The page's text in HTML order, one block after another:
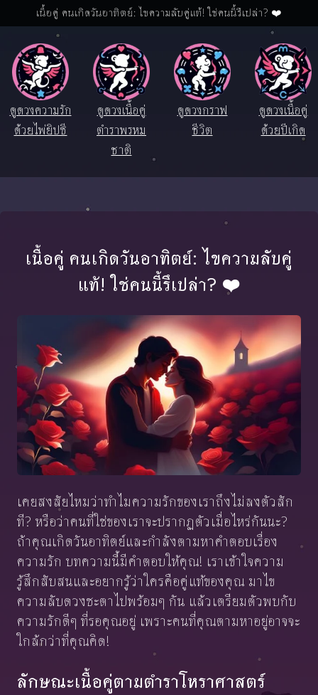
เนื้อคู่ คนเกิดวันอาทิตย์: ไขความลับคู่แท้! ใช่คนนี้รึเปล่า? ❤️
ดูดวงความรัก
ด้วยไพ่ยิปซี
ดูดวงเนื้อคู่
ตำราพรหม
ชาติ
ดูดวงกราฟ
ชีวิต
ดูดวงเนื้อคู่
ด้วยปีเกิด
เนื้อคู่ คนเกิดวันอาทิตย์: ไขความลับคู่
แท้! ใช่คนนี้รึเปล่า? ❤️
เคยสงสัยไหมว่าทำไมความรักของเราถึงไม่ลงตัวสัก
ที? หรือว่าคนที่ใช่ของเราจะปรากฏตัวเมื่อไหร่กันนะ?
ถ้าคุณเกิดวันอาทิตย์และกำลังตามหาคำตอบเรื่อง
ความรัก บทความนี้มีคำตอบให้คุณ! เราเข้าใจความ
รู้สึกสับสนและอยากรู้ว่าใครคือคู่แท้ของคุณ มาไข
ความลับดวงชะตาไปพร้อมๆ กัน แล้วเตรียมตัวพบกับ
ความรักดีๆ ที่รอคุณอยู่ เพราะคนที่คุณตามหาอยู่อาจจะ
ใกล้กว่าที่คุณคิด!
ลักษณะเนื้อคู่ตามตำราโหราศาสตร์